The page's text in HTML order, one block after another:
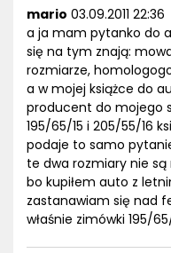
mario 03.09.2011 22:36
a ja mam pytanko do
się na tym znają:
rozmiarze,
a w mojej książce do
producent do mojego
195/65/15 i 205/55/16
podaje to samo
te dwa rozmiary nie
bo kupiłem auto z
zastanawiam się nad
właśnie zimówki 195/